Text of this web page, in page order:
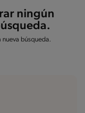
ningún
búsqueda.